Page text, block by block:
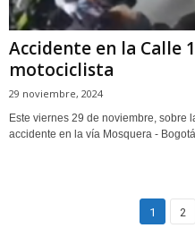
Accidente en la Calle
motociclista
29 noviembre, 2024
Este viernes 29 de noviembre, sobre
accidente en la vía Mosquera -
1 2